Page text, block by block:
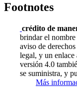
Footnotes
crédito de
brindar el nombre
aviso de
legal, y un enlace
versión 4.0
se suministra, y
Más